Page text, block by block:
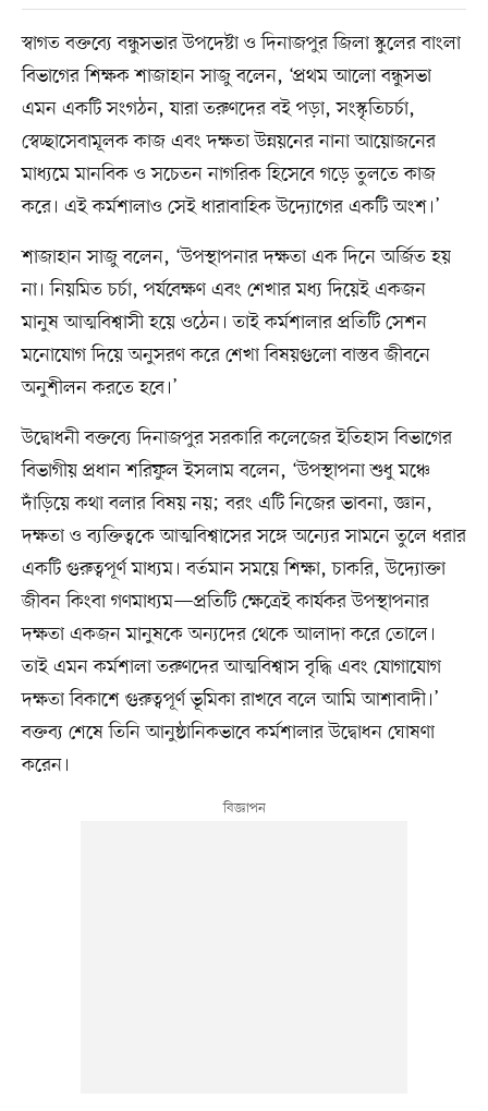
স্বাগত বক্তব্যে বন্ধুসভার উপদেষ্টা ও দিনাজপুর জিলা স্কুলের বাংলা
বিভাগের শিক্ষক শাজাহান সাজু বলেন, ‘প্রথম আলো বন্ধুসভা
এমন একটি সংগঠন, যারা তরুণদের বই পড়া, সংস্কৃতিচর্চা,
স্বেচ্ছাসেবামূলক কাজ এবং দক্ষতা উন্নয়নের নানা আয়োজনের
মাধ্যমে মানবিক ও সচেতন নাগরিক হিসেবে গড়ে তুলতে কাজ
করে। এই কর্মশালাও সেই ধারাবাহিক উদ্যোগের একটি অংশ।’
শাজাহান সাজু বলেন, ‘উপস্থাপনার দক্ষতা এক দিনে অর্জিত হয়
না। নিয়মিত চর্চা, পর্যবেক্ষণ এবং শেখার মধ্য দিয়েই একজন
মানুষ আত্মবিশ্বাসী হয়ে ওঠেন। তাই কর্মশালার প্রতিটি সেশন
মনোযোগ দিয়ে অনুসরণ করে শেখা বিষয়গুলো বাস্তব জীবনে
অনুশীলন করতে হবে।’
উদ্বোধনী বক্তব্যে দিনাজপুর সরকারি কলেজের ইতিহাস বিভাগের
বিভাগীয় প্রধান শরিফুল ইসলাম বলেন, ‘উপস্থাপনা শুধু মঞ্চে
দাঁড়িয়ে কথা বলার বিষয় নয়; বরং এটি নিজের ভাবনা, জ্ঞান,
দক্ষতা ও ব্যক্তিত্বকে আত্মবিশ্বাসের সঙ্গে অন্যের সামনে তুলে ধরার
একটি গুরুত্বপূর্ণ মাধ্যম। বর্তমান সময়ে শিক্ষা, চাকরি, উদ্যোক্তা
জীবন কিংবা গণমাধ্যম—প্রতিটি ক্ষেত্রেই কার্যকর উপস্থাপনার
দক্ষতা একজন মানুষকে অন্যদের থেকে আলাদা করে তোলে।
তাই এমন কর্মশালা তরুণদের আত্মবিশ্বাস বৃদ্ধি এবং যোগাযোগ
দক্ষতা বিকাশে গুরুত্বপূর্ণ ভূমিকা রাখবে বলে আমি আশাবাদী।’
বক্তব্য শেষে তিনি আনুষ্ঠানিকভাবে কর্মশালার উদ্বোধন ঘোষণা
করেন।